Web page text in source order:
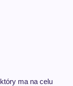
ma na celu